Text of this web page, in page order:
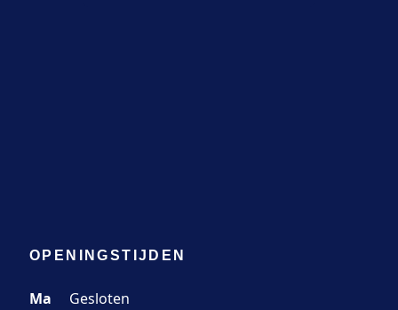
OPENINGSTIJDEN
Ma
Gesloten